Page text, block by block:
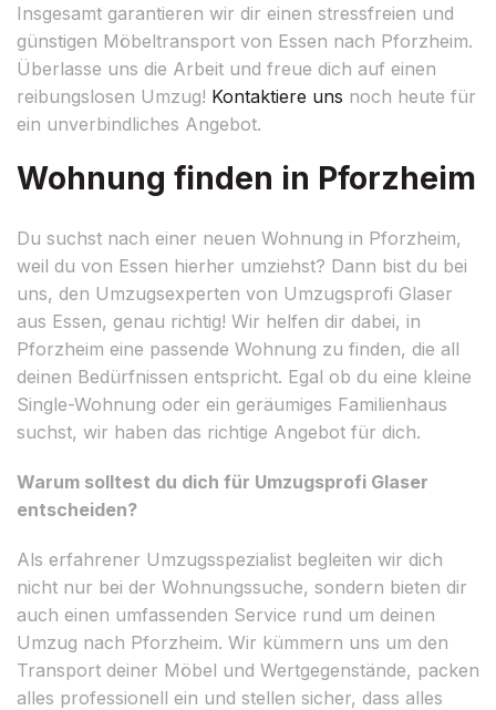
Insgesamt garantieren wir dir einen stressfreien und
günstigen Möbeltransport von Essen nach Pforzheim.
Überlasse uns die Arbeit und freue dich auf einen
reibungslosen Umzug! Kontaktiere uns noch heute für
ein unverbindliches Angebot.
Wohnung finden in Pforzheim
Du suchst nach einer neuen Wohnung in Pforzheim,
weil du von Essen hierher umziehst? Dann bist du bei
uns, den Umzugsexperten von Umzugsprofi Glaser
aus Essen, genau richtig! Wir helfen dir dabei, in
Pforzheim eine passende Wohnung zu finden, die all
deinen Bedürfnissen entspricht. Egal ob du eine kleine
Single-Wohnung oder ein geräumiges Familienhaus
suchst, wir haben das richtige Angebot für dich.
Warum solltest du dich für Umzugsprofi Glaser
entscheiden?
Als erfahrener Umzugsspezialist begleiten wir dich
nicht nur bei der Wohnungssuche, sondern bieten dir
auch einen umfassenden Service rund um deinen
Umzug nach Pforzheim. Wir kümmern uns um den
Transport deiner Möbel und Wertgegenstände, packen
alles professionell ein und stellen sicher, dass alles